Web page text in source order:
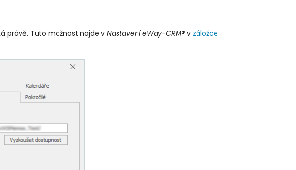
právě. Tuto možnost najde v Nastavení eWay-CRM®v záložce